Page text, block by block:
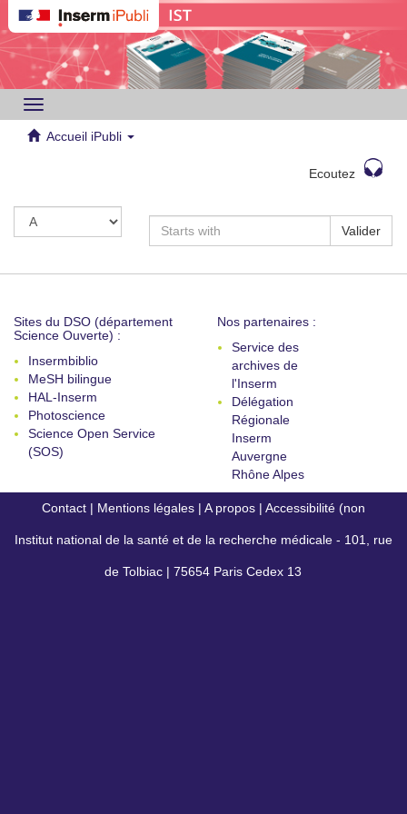
Toggle
navigation
Accueil iPubli
Ecoutez
Valider
Sites du DSO (département
Science Ouverte) :
Insermbiblio
MeSH bilingue
HAL-Inserm
Photoscience
Science Open Service
(SOS)
Nos partenaires :
Service des
archives de
l'Inserm
Délégation
Régionale
Inserm
Auvergne
Rhône Alpes
Contact | Mentions légales | A propos | Accessibilité (non
conforme)
Institut national de la santé et de la recherche médicale - 101, rue
de Tolbiac | 75654 Paris Cedex 13